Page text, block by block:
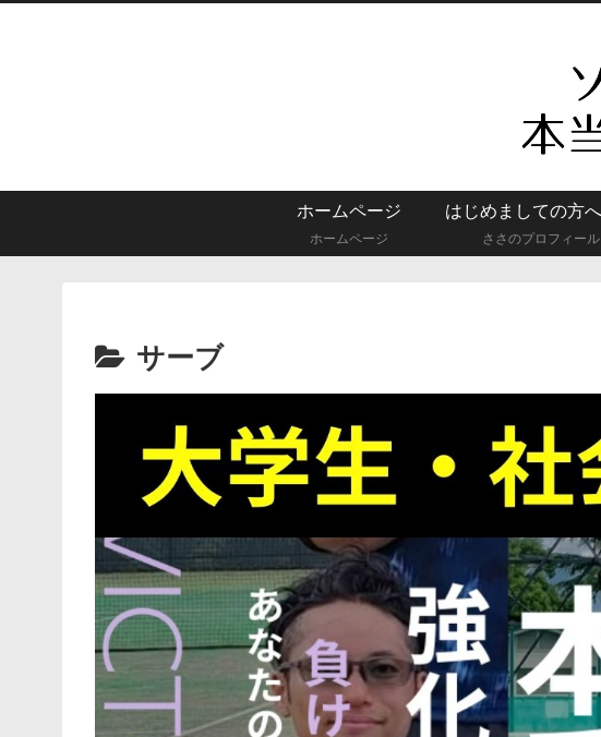
ホームページ
ホームページ
ささのプロフィール
サーブ